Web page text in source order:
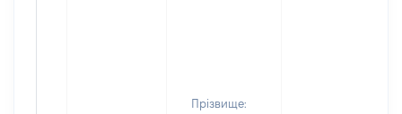
Прізвище: